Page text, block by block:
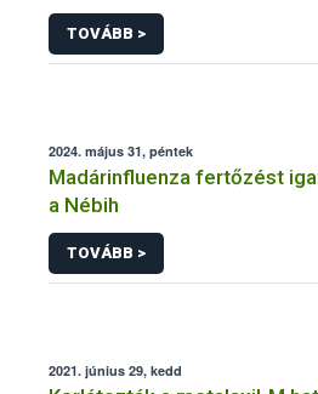
TOVÁBB >
2024. május 31, péntek
Madárinfluenza fertőzést
a Nébih
TOVÁBB >
2021. június 29, kedd